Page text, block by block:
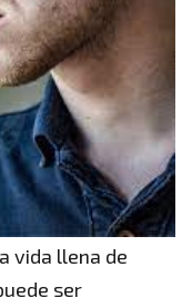
vida llena de
ser